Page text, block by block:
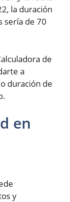
la duración
sería de 70
de
a
duración de
en
y